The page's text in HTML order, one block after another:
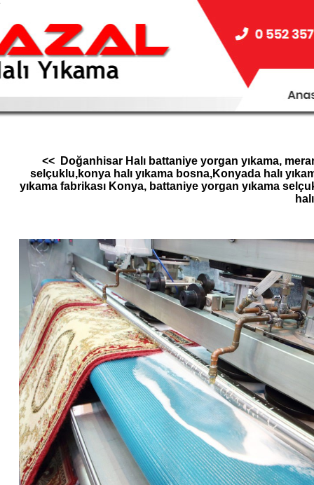
<< Doğanhisar Halı battaniye yorgan yıkama,
selçuklu,konya halı yıkama bosna,Konyada halı
yıkama fabrikası Konya, battaniye yorgan yıkama